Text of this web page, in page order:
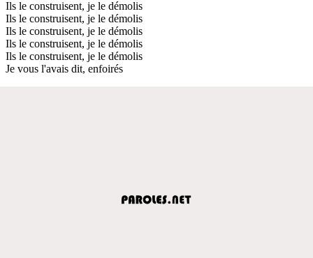
Ils le construisent, je le démolis
Ils le construisent, je le démolis
Ils le construisent, je le démolis
Ils le construisent, je le démolis
Ils le construisent, je le démolis
Je vous l'avais dit, enfoirés